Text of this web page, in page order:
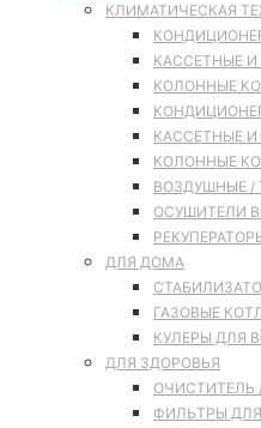
КЛИМАТИЧЕСКАЯ
КАССЕТНЫЕ
КОЛОННЫЕ
КАССЕТНЫЕ И
КОЛОННЫЕ
ВОЗДУШНЫЕ /
ОСУШИТЕЛИ
ДЛЯ ДОМА
ГАЗОВЫЕ
КУЛЕРЫ ДЛЯ
ДЛЯ ЗДОРОВЬЯ
ОЧИСТИТЕЛЬ
ФИЛЬТРЫ ДЛЯ